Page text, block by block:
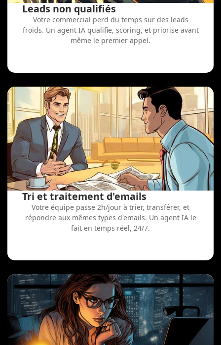
Leads non qualifiés
Votre commercial perd du temps sur des leads
froids. Un agent IA qualifie, scoring, et priorise avant
même le premier appel.
Tri et traitement d'emails
Votre équipe passe 2h/jour à trier, transférer, et
répondre aux mêmes types d'emails. Un agent IA le
fait en temps réel, 24/7.